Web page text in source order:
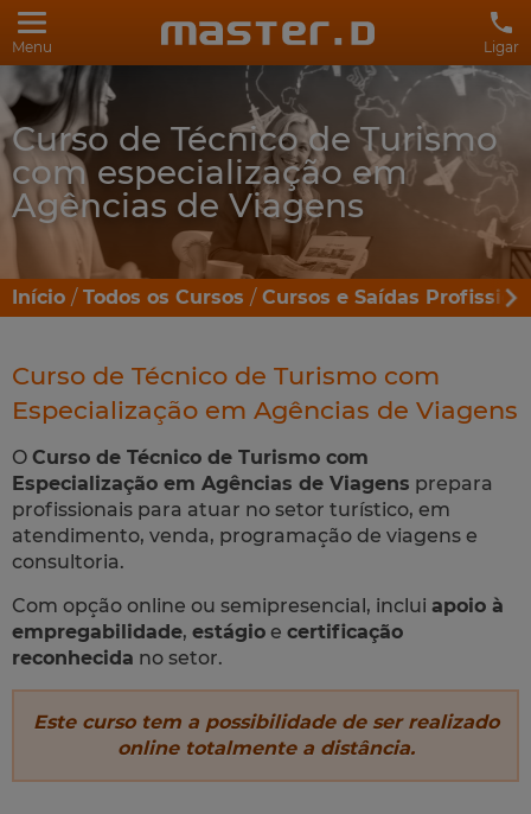
Menu Ligar
Curso de Técnico de Turismo
com especialização em
Agências de Viagens
Início Todos os Cursos Cursos e Saídas
Curso de Técnico de Turismo com
Especialização em Agências de Viagens
O Curso de Técnico de Turismo com
Especialização em Agências de Viagens prepara
profissionais para atuar no setor turístico, em
atendimento, venda, programação de viagens e
consultoria.
Com opção online ou semipresencial, inclui apoio à
empregabilidade, estágio e certificação
reconhecida no setor.
Este curso tem a possibilidade de ser realizado
online totalmente a distância.